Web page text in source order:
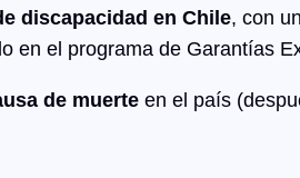
discapacidad en Chile, con
en el programa de Garantías
de muerte en el país